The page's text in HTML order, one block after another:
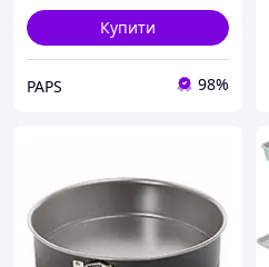
Купити
PAPS 98%